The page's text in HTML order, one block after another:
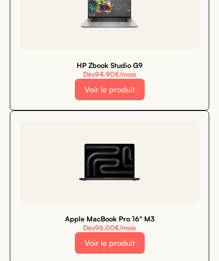
HP Zbook Studio G9
Dès94.90€/mois
Voir le produit
Apple MacBook Pro 16" M3
Dès96.00€/mois
Voir le produit